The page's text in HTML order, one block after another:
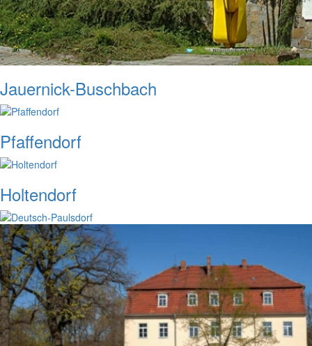
Jauernick-Buschbach
Pfaffendorf
Holtendorf